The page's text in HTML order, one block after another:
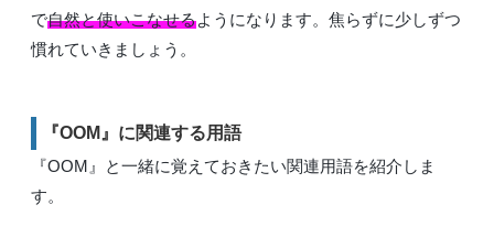
で自然と使いこなせるようになります。焦らずに少しずつ
慣れていきましょう。
『OOM』に関連する用語
『OOM』と一緒に覚えておきたい関連用語を紹介しま
す。